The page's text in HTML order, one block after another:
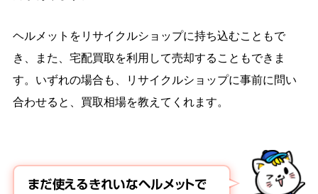
ヘルメットをリサイクルショップに持ち込むこともで
き、また、宅配買取を利用して売却することもできま
す。いずれの場合も、リサイクルショップに事前に問い
合わせると、買取相場を教えてくれます。
まだ使えるきれいなヘルメットで